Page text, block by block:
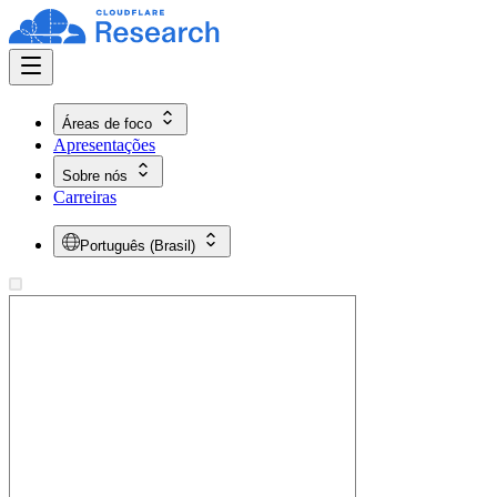
Áreas de foco
Apresentações
Sobre nós
Carreiras
Português (Brasil)